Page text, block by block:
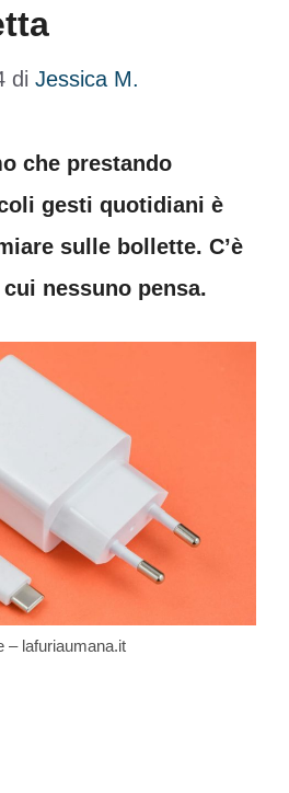
di Jessica M.
che prestando
gesti quotidiani è
sulle bollette. C’è
nessuno pensa.
– lafuriaumana.it